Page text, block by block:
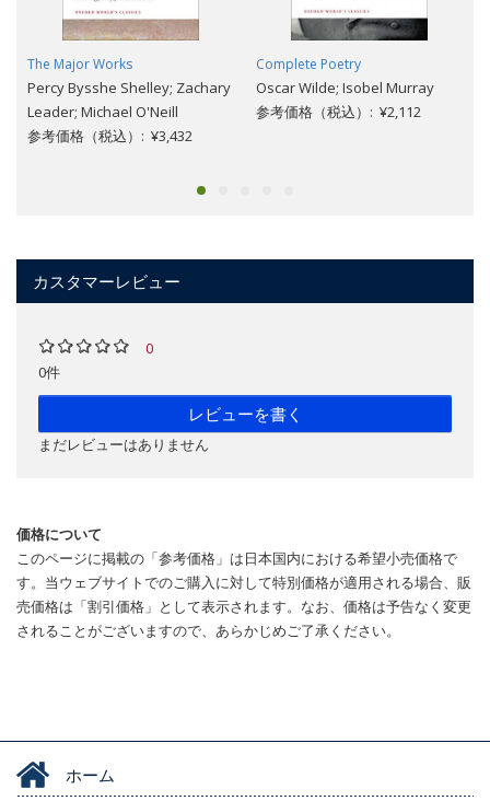
The Major Works
Percy Bysshe Shelley; Zachary
Leader; Michael O'Neill
参考価格（税込）: ¥3,432
Complete Poetry
Oscar Wilde; Isobel Murray
参考価格（税込）: ¥2,112
カスタマーレビュー
0
0件
レビューを書く
まだレビューはありません
価格について
このページに掲載の「参考価格」は日本国内における希望小売価格で
す。当ウェブサイトでのご購入に対して特別価格が適用される場合、販
売価格は「割引価格」として表示されます。なお、価格は予告なく変更
されることがございますので、あらかじめご了承ください。
ホーム